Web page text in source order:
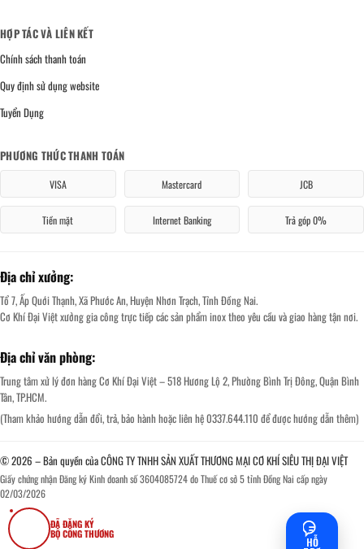
HỢP TÁC VÀ LIÊN KẾT
Chính sách thanh toán
Quy định sử dụng website
Tuyển Dụng
PHƯƠNG THỨC THANH TOÁN
VISA Mastercard JCB
Tiền mặt Internet Banking Trả góp 0%
Địa chỉ xưởng:
Tổ 7, Ấp Quới Thạnh, Xã Phước An, Huyện Nhơn Trạch, Tỉnh Đồng Nai.
Cơ Khí Đại Việt xưởng gia công trực tiếp các sản phẩm inox theo yêu cầu và giao hàng tận nơi.
Địa chỉ văn phòng:
Trung tâm xử lý đơn hàng Cơ Khí Đại Việt – 518 Hương Lộ 2, Phường Bình Trị Đông, Quận Bình
Tân, TP.HCM.
(Tham khảo hướng dẫn đổi, trả, bảo hành hoặc liên hệ 0337.644.110 để được hướng dẫn thêm)
© 2026 – Bản quyền của CÔNG TY TNHH SẢN XUẤT THƯƠNG MẠI CƠ KHÍ SIÊU THỊ ĐẠI VIỆT
Giấy chứng nhận Đăng ký Kinh doanh số 3604085724 do Thuế cơ sở 5 tỉnh Đồng Nai cấp ngày
02/03/2026
ĐÃ ĐĂNG KÝ
BỘ CÔNG THƯƠNG
HỖ